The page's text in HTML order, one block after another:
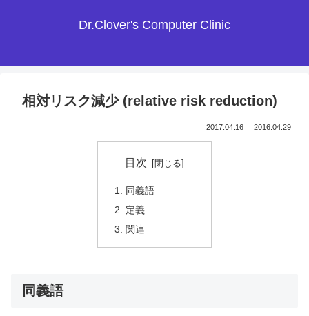
Dr.Clover's Computer Clinic
相対リスク減少 (relative risk reduction)
2017.04.16 2016.04.29
目次
同義語
定義
関連
同義語